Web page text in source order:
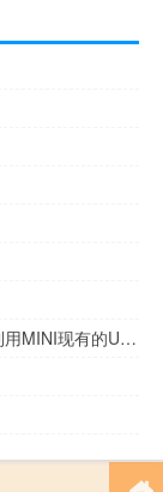
这款跑车准备与马自达的MX-5并驾齐驱有望利用MINI现有的UKL平台